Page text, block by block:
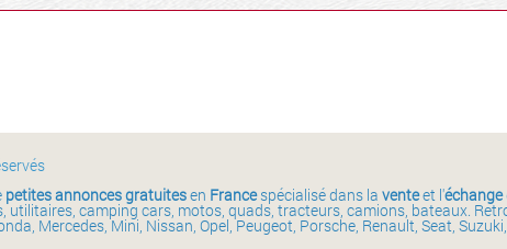
petites annonces gratuitesen Francespécialisé dans la venteet l'échange
utilitaires, camping cars, motos, quads, tracteurs, camions, bateaux.
Mercedes, Mini, Nissan, Opel, Peugeot, Porsche, Renault, Seat,